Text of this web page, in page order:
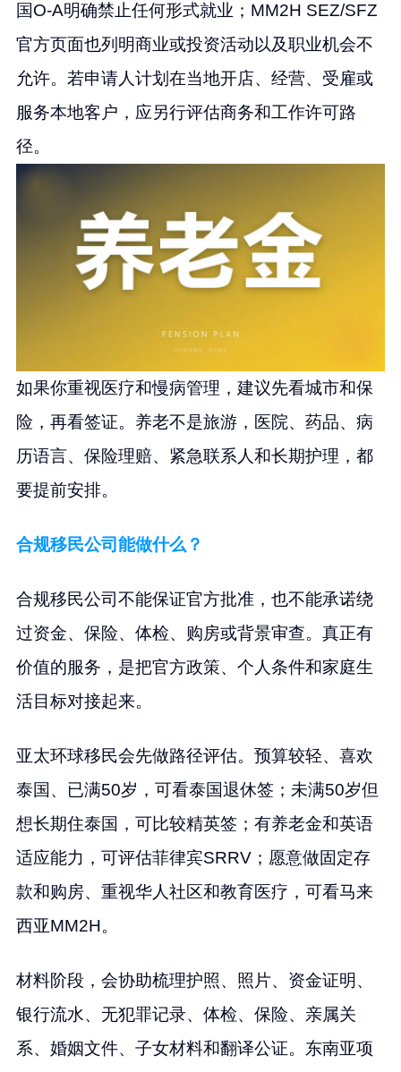
国O-A明确禁止任何形式就业；MM2H SEZ/SFZ
官方页面也列明商业或投资活动以及职业机会不
允许。若申请人计划在当地开店、经营、受雇或
服务本地客户，应另行评估商务和工作许可路
径。
如果你重视医疗和慢病管理，建议先看城市和保
险，再看签证。养老不是旅游，医院、药品、病
历语言、保险理赔、紧急联系人和长期护理，都
要提前安排。
合规移民公司能做什么？
合规移民公司不能保证官方批准，也不能承诺绕
过资金、保险、体检、购房或背景审查。真正有
价值的服务，是把官方政策、个人条件和家庭生
活目标对接起来。
亚太环球移民会先做路径评估。预算较轻、喜欢
泰国、已满50岁，可看泰国退休签；未满50岁但
想长期住泰国，可比较精英签；有养老金和英语
适应能力，可评估菲律宾SRRV；愿意做固定存
款和购房、重视华人社区和教育医疗，可看马来
西亚MM2H。
材料阶段，会协助梳理护照、照片、资金证明、
银行流水、无犯罪记录、体检、保险、亲属关
系、婚姻文件、子女材料和翻译公证。东南亚项